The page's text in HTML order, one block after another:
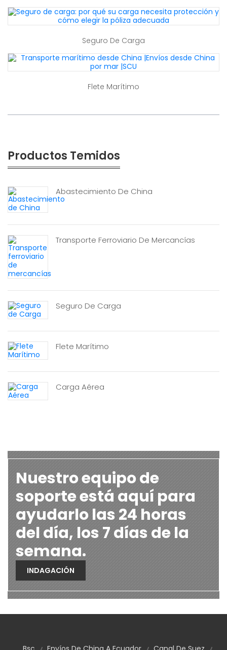
Seguro De Carga
Flete Marítimo
Productos Temidos
Abastecimiento De China
Transporte Ferroviario De Mercancías
Seguro De Carga
Flete Marítimo
Carga Aérea
Nuestro equipo de
soporte está aquí para
ayudarlo las 24 horas
del día, los 7 días de la
semana.
INDAGACIÓN